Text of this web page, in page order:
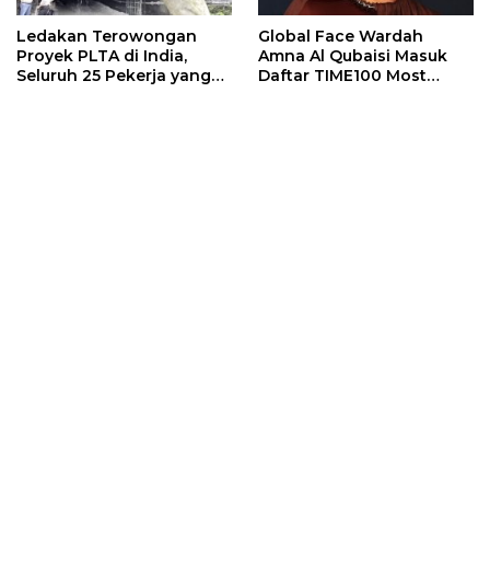
Ledakan Terowongan
Proyek PLTA di India,
Seluruh 25 Pekerja yang
Global Face Wardah
Amna Al Qubaisi Masuk
Daftar TIME100 Most